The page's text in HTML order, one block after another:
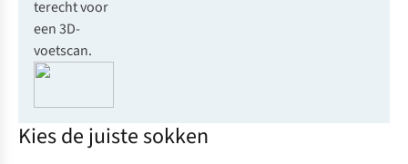
terecht voor
een3D-
voetscan.
Kies de juiste sokken